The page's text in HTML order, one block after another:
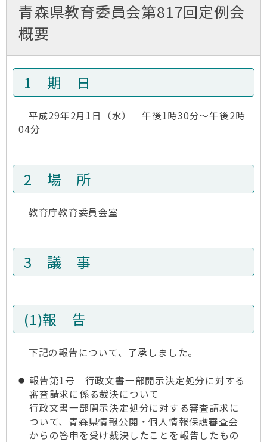
青森県教育委員会第817回定例会
概要
1 期 日
平成29年2月1日（水） 午後1時30分～午後2時
04分
2 場 所
教育庁教育委員会室
3 議 事
(1)報 告
下記の報告について、了承しました。
報告第1号 行政文書一部開示決定処分に対する
審査請求に係る裁決について
行政文書一部開示決定処分に対する審査請求に
ついて、青森県情報公開・個人情報保護審査会
からの答申を受け裁決したことを報告したもの